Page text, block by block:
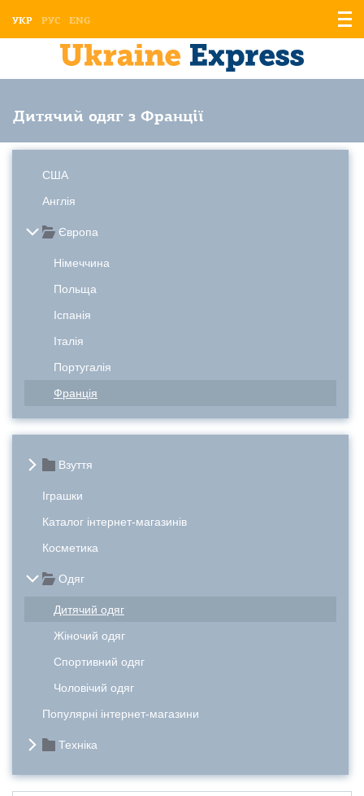
УКР РУС ENG
Дитячий одяг з Франції
США
Англія
Європа
Німеччина
Польща
Іспанія
Італія
Португалія
Франція
Взуття
Іграшки
Каталог інтернет-магазинів
Косметика
Одяг
Дитячий одяг
Жіночий одяг
Спортивний одяг
Чоловічий одяг
Популярні інтернет-магазини
Техніка